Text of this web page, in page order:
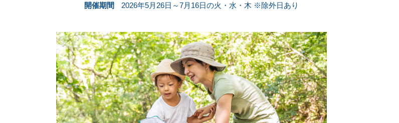
開催期間 2026年5月26日～7月16日の火・水・木 ※除外日あり